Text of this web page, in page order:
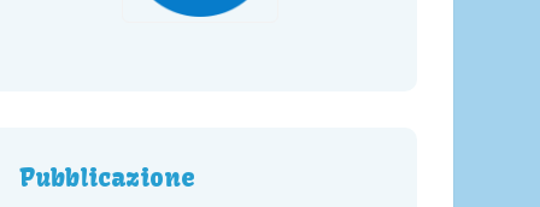
Pubblicazione